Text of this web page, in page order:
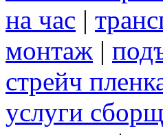
на час |
монтаж |
стрейч
услуги